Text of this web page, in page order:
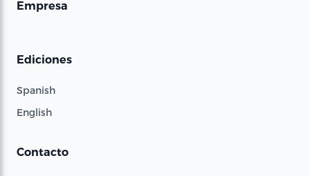
Empresa
Ediciones
Spanish
English
Contacto